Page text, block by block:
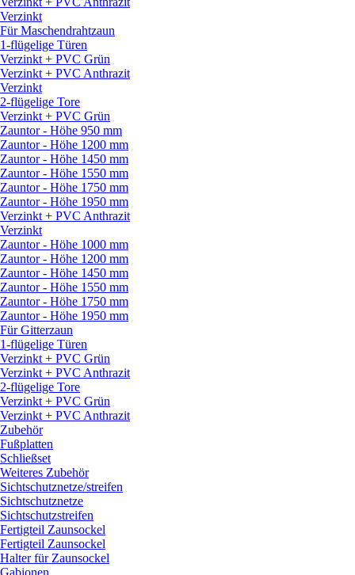
Verzinkt
Für Maschendrahtzaun
1-flügelige Türen
Verzinkt + PVC Grün
Verzinkt + PVC Anthrazit
Verzinkt
2-flügelige Tore
Verzinkt + PVC Grün
Zauntor - Höhe 950 mm
Zauntor - Höhe 1200 mm
Zauntor - Höhe 1450 mm
Zauntor - Höhe 1550 mm
Zauntor - Höhe 1750 mm
Zauntor - Höhe 1950 mm
Verzinkt + PVC Anthrazit
Verzinkt
Zauntor - Höhe 1000 mm
Zauntor - Höhe 1200 mm
Zauntor - Höhe 1450 mm
Zauntor - Höhe 1550 mm
Zauntor - Höhe 1750 mm
Zauntor - Höhe 1950 mm
Für Gitterzaun
1-flügelige Türen
Verzinkt + PVC Grün
Verzinkt + PVC Anthrazit
2-flügelige Tore
Verzinkt + PVC Grün
Verzinkt + PVC Anthrazit
Zubehör
Fußplatten
Schließset
Weiteres Zubehör
Sichtschutznetze/streifen
Sichtschutznetze
Sichtschutzstreifen
Fertigteil Zaunsockel
Fertigteil Zaunsockel
Halter für Zaunsockel
Gabionen